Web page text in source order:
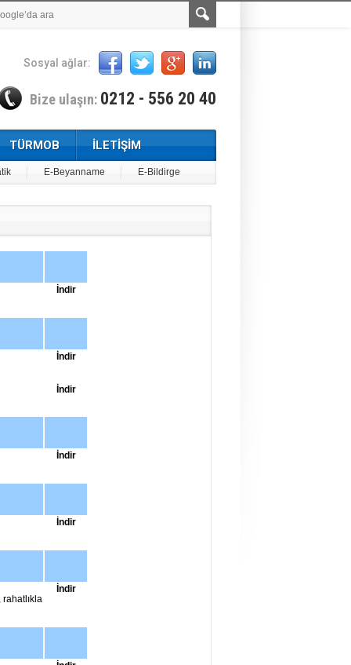
Sosyal ağlar:
Bize ulaşın: 0212 - 556 20 40
TÜRMOB İLETİŞİM
E-Beyanname E-Bildirge
İndir
İndir
İndir
İndir
İndir
İndir